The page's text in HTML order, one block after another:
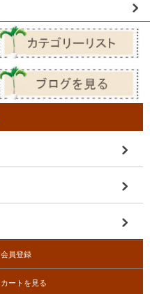
会員登録
カートを見る